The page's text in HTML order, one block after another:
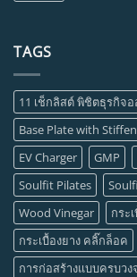
TAGS
11 เช็กลิสต์ พิชิตธุรกิจ
Base Plate with
EV Charger
GMP
Soulfit Pilates
Wood Vinegar
กระ
กระเบื้องยาง คลิ๊กล็อค
การก่อสร้างแบบครบวง